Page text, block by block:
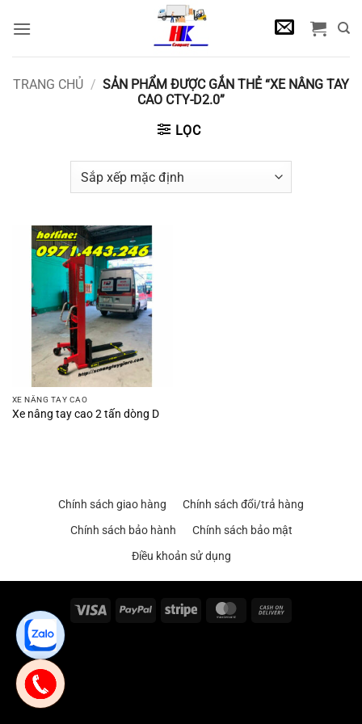
qua
TRANG CHỦ / SẢN PHẨM ĐƯỢC GẮN THẺ “XE NÂNG TAY
CAO CTY-D2.0”
LỌC
XE NÂNG TAY CAO
Xe nâng tay cao 2 tấn dòng D
Chính sách giao hàng
Chính sách đổi/trả hàng
Chính sách bảo hành
Chính sách bảo mật
Điều khoản sử dụng
Visa PayPal Stripe MasterCard